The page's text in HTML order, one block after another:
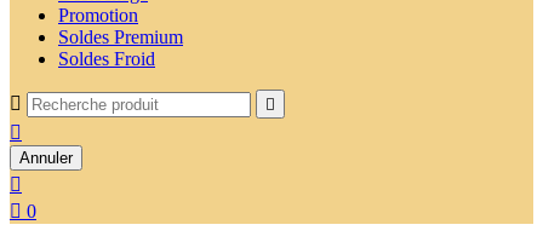
Promotion
Soldes Premium
Soldes Froid
 

Annuler

 0